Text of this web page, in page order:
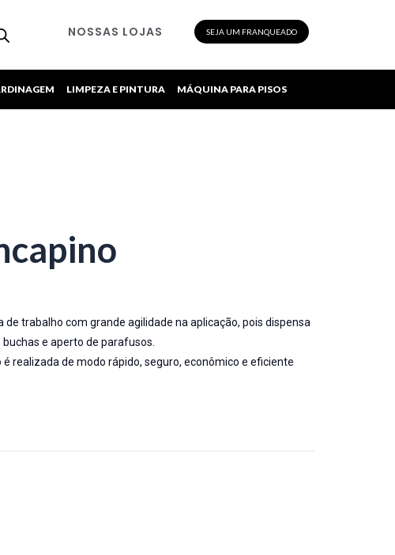
NOSSAS LOJAS SEJA UM FRANQUEADO
LIMPEZA E PINTURA MÁQUINA PARA PISOS
de trabalho com grande agilidade na aplicação, pois dispensa
e aperto de parafusos.
realizada de modo rápido, seguro, econômico e eficiente